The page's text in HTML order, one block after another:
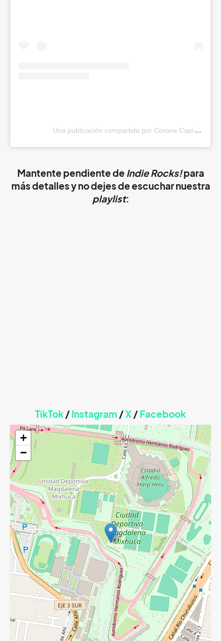
Una publicación compartida por Corona Capital
Mantente pendiente de Indie Rocks!para
más detalles y no dejes de escuchar nuestra
playlist:
TikTok/ Instagram /X / Facebook
+
−